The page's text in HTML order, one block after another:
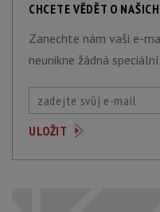
CHCETE VĚDĚT O
Zanechte nám vaši e-
neunikne žádná